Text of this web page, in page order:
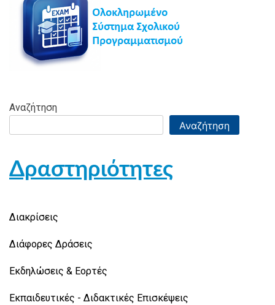
Αναζήτηση
Αναζήτηση
Δραστηριότητες
Διακρίσεις
Διάφορες Δράσεις
Εκδηλώσεις & Εορτές
Εκπαιδευτικές - Διδακτικές Επισκέψεις